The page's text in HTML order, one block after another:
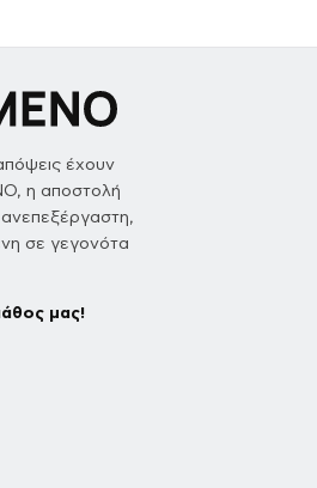
έχουν
η αποστολή
σε γεγονότα
μας!